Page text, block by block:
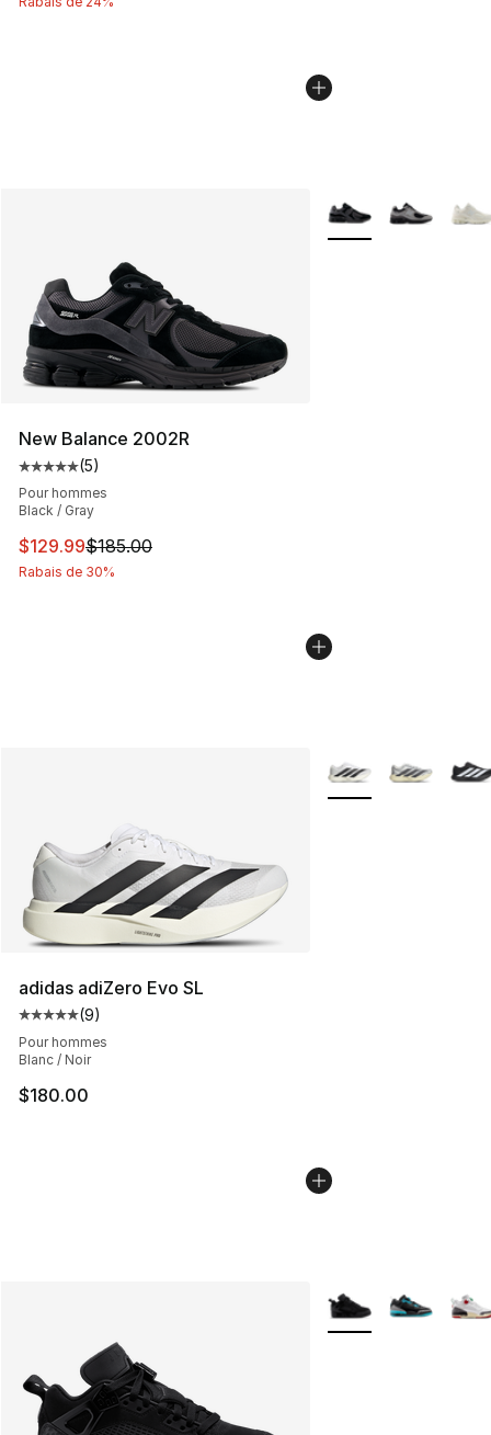
New Balance 2002R
Cote moyenne du client - [5 sur 5 étoiles], 5
(5)
Pour hommes
Black / Gray
Cet article est en solde. Le prix est passé de $185.00 à
$129.99$185.00
Rabais de 30%
Plus de couleurs
adidas adiZero Evo SL
Cote moyenne du client - [5 sur 5 étoiles], 9
(9)
Pour hommes
Blanc / Noir
$180.00
Plus de couleurs
Plus de couleurs